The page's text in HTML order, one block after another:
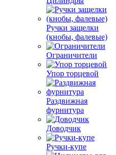
Ручки защелки
(кнобы, фалевые)
Ограничители
Упор торцевой
Раздвижная
фурнитура
Доводчик
Ручки-купе